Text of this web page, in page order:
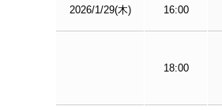
2026/1/29(木) 16:00
18:00